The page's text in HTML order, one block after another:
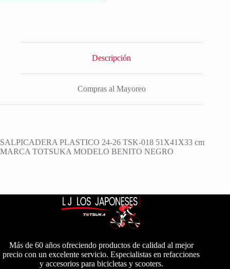
Descripción
Compras al Mayoreo
SALPICADERA PLASTICO 24-26 TSK-018 51X41X33 cm
MARCA TOTSUKA MODELO BENITO NEGRO
Más de 60 años ofreciendo productos de calidad al mejor
precio con un excelente servicio. Especialistas en refacciones
y accesorios para bicicletas y scooters.